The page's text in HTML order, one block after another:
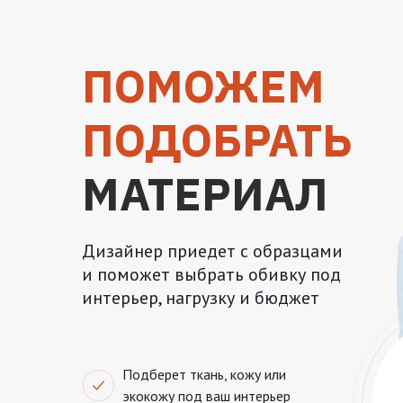
Дизайнер приедет с образцами
и поможет выбрать обивку под
интерьер, нагрузку и бюджет
Подберет ткань, кожу или
экокожу под ваш интерьер
ПОМОЖЕМ
ПОДОБРАТЬ
МАТЕРИАЛ